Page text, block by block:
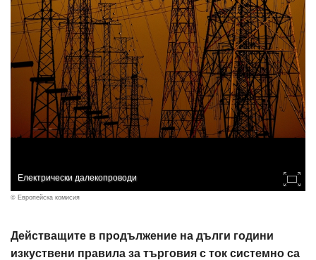
Електрически далекопроводи
© Европейска комисия
Действащите в продължение на дълги години
изкуствени правила за търговия с ток системно са